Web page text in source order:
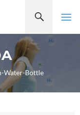
Water-Bottle